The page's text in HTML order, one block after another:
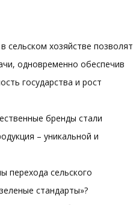
сельском хозяйстве позволят
одновременно обеспечив
государства и рост
бренды стали
– уникальной и
перехода сельского
стандарты»?